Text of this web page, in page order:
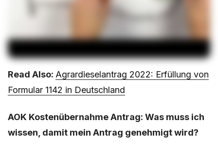
Read Also: Agrardieselantrag 2022: Erfüllung von
Formular 1142 in Deutschland
AOK Kostenübernahme Antrag: Was muss ich
wissen, damit mein Antrag genehmigt wird?